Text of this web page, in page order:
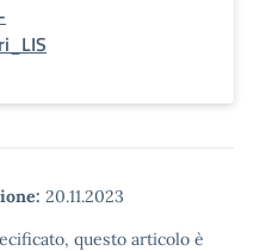
20.11.2023
questo articolo è